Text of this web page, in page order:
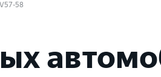
58